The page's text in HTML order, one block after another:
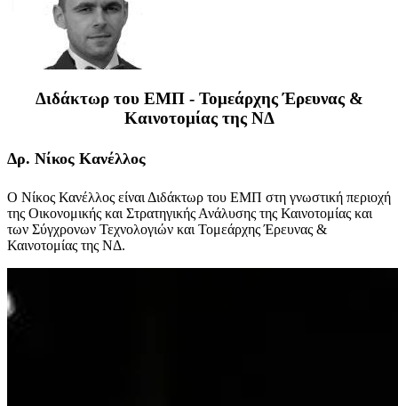
Διδάκτωρ του ΕΜΠ - Τομεάρχης Έρευνας &
Καινοτομίας της ΝΔ
Δρ. Νίκος Κανέλλος
Ο Νίκος Κανέλλος είναι Διδάκτωρ του ΕΜΠ στη γνωστική περιοχή
της Οικονομικής και Στρατηγικής Ανάλυσης της Καινοτομίας και
των Σύγχρονων Τεχνολογιών και Τομεάρχης Έρευνας &
Καινοτομίας της ΝΔ.